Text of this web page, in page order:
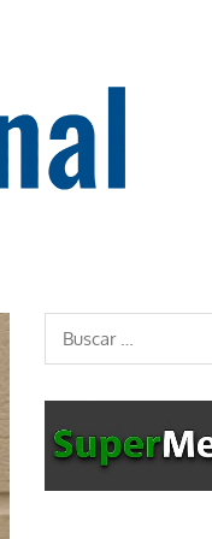
Buscar: